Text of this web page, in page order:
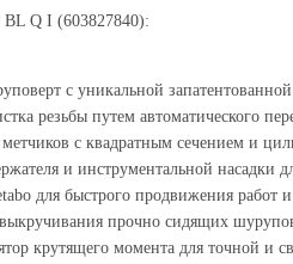
BL Q I (603827840):
с уникальной
резьбы путем автоматического
с квадратным сечением и
и инструментальной насадки
для быстрого продвижения работ
прочно сидящих шурупов
крутящего момента для точной и